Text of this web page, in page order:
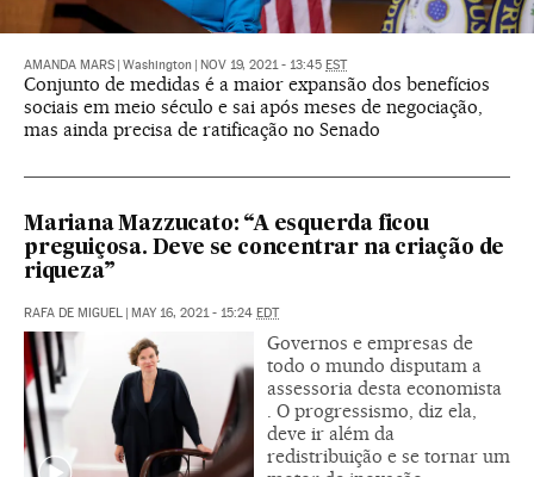
AMANDA MARS Washington NOV 19, 2021 - 13:45 EST
Conjunto de medidas é a maior expansão dos benefícios
sociais em meio século e sai após meses de negociação,
mas ainda precisa de ratificação no Senado
Mariana Mazzucato: “A esquerda ficou
preguiçosa. Deve se concentrar na criação de
riqueza”
RAFA DE MIGUEL MAY 16, 2021 - 15:24 EDT
Governos e empresas de
todo o mundo disputam a
assessoria desta economista
. O progressismo, diz ela,
deve ir além da
redistribuição e se tornar um